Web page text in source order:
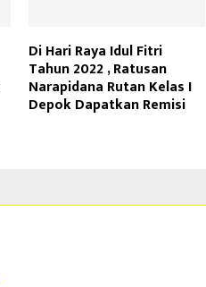
Di Hari Raya Idul Fitri
Tahun 2022 , Ratusan
Narapidana Rutan Kelas I
Depok Dapatkan Remisi